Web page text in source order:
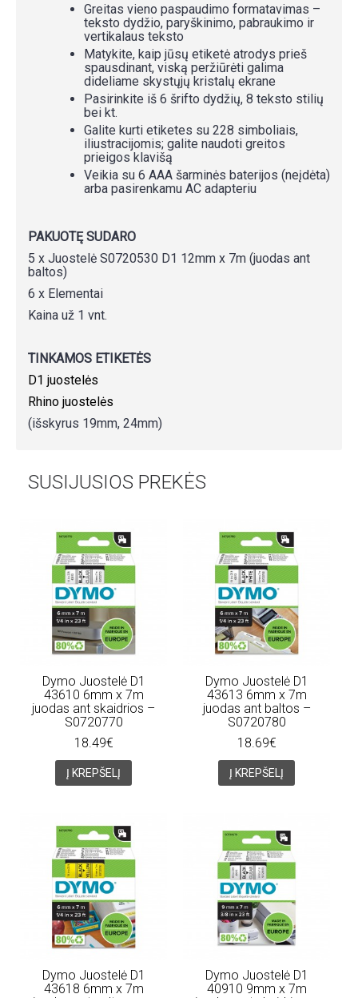
Greitas vieno paspaudimo formatavimas –
teksto dydžio, paryškinimo, pabraukimo ir
vertikalaus teksto
Matykite, kaip jūsų etiketė atrodys prieš
spausdinant, viską peržiūrėti galima
dideliame skystųjų kristalų ekrane
Pasirinkite iš 6 šrifto dydžių, 8 teksto stilių
bei kt.
Galite kurti etiketes su 228 simboliais,
iliustracijomis; galite naudoti greitos
prieigos klavišą
Veikia su 6 AAA šarminės baterijos (neįdėta)
arba pasirenkamu AC adapteriu
PAKUOTĘ SUDARO
5 x Juostelė S0720530 D1 12mm x 7m (juodas ant
baltos)
6 x Elementai
Kaina už 1 vnt.
TINKAMOS ETIKETĖS
D1 juostelės
Rhino juostelės
(išskyrus 19mm, 24mm)
SUSIJUSIOS PREKĖS
Dymo Juostelė D1
43610 6mm x 7m
juodas ant skaidrios –
S0720770
18.49€
Į KREPŠELĮ
Dymo Juostelė D1
43613 6mm x 7m
juodas ant baltos –
S0720780
18.69€
Į KREPŠELĮ
Dymo Juostelė D1
43618 6mm x 7m
Dymo Juostelė D1
40910 9mm x 7m